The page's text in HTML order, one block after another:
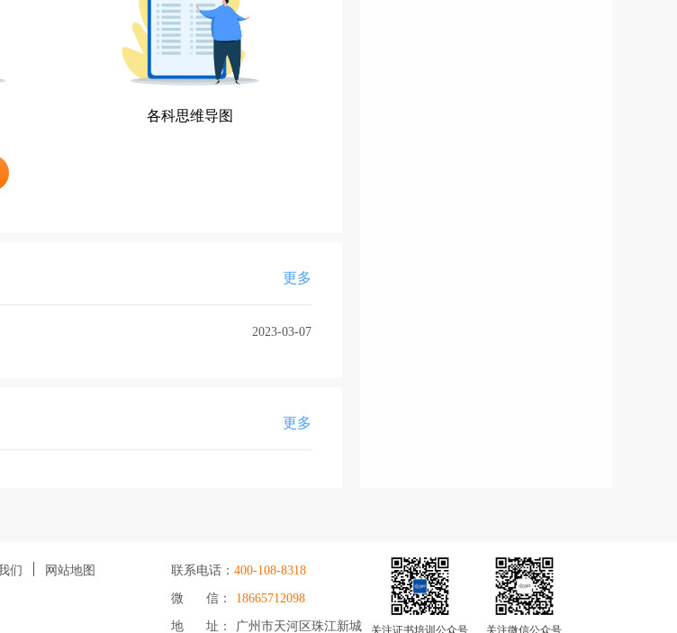
各科思维导图
更多
2023-03-07
更多
们 网站地图 联系电话： 400-108-8318
微 信： 18665712098
地 址： 广州市天河区珠江新城 关注证书培训公众号 关注微信公众号